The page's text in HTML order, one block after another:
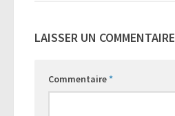
LAISSER UN COMMENTAIRE
Commentaire*